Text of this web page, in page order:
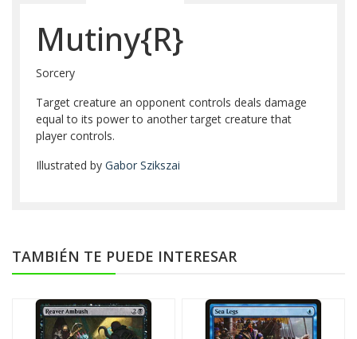
Mutiny{R}
Sorcery
Target creature an opponent controls deals damage
equal to its power to another target creature that
player controls.
Illustrated by Gabor Szikszai
TAMBIÉN TE PUEDE INTERESAR